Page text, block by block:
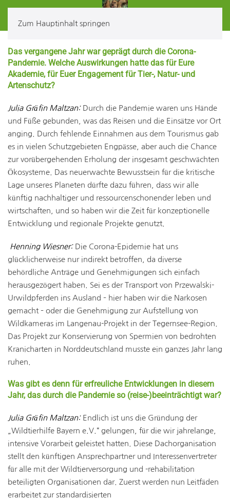
Zum Hauptinhalt springen
Das vergangene Jahr war geprägt durch die Corona-
Pandemie. Welche Auswirkungen hatte das für Eure
Akademie, für Euer Engagement für Tier-, Natur- und
Artenschutz?
Julia Gräfin Maltzan:Durch die Pandemie waren uns Hände
und Füße gebunden, was das Reisen und die Einsätze vor Ort
anging. Durch fehlende Einnahmen aus dem Tourismus gab
es in vielen Schutzgebieten Engpässe, aber auch die Chance
zur vorübergehenden Erholung der insgesamt geschwächten
Ökosysteme. Das neuerwachte Bewusstsein für die kritische
Lage unseres Planeten dürfte dazu führen, dass wir alle
künftig nachhaltiger und ressourcenschonender leben und
wirtschaften, und so haben wir die Zeit für konzeptionelle
Entwicklung und regionale Projekte genutzt.
Henning Wiesner:Die Corona-Epidemie hat uns
glücklicherweise nur indirekt betroffen, da diverse
behördliche Anträge und Genehmigungen sich einfach
herausgezögert haben. Sei es der Transport von Przewalski-
Urwildpferden ins Ausland – hier haben wir die Narkosen
gemacht – oder die Genehmigung zur Aufstellung von
Wildkameras im Langenau-Projekt in der Tegernsee-Region.
Das Projekt zur Konservierung von Spermien von bedrohten
Kranicharten in Norddeutschland musste ein ganzes Jahr lang
ruhen.
Was gibt es denn für erfreuliche Entwicklungen in diesem
Jahr, das durch die Pandemie so (reise-)beeinträchtigt war?
Julia Gräfin Maltzan:Endlich ist uns die Gründung der
„Wildtierhilfe Bayern e.V.“ gelungen, für die wir jahrelange,
intensive Vorarbeit geleistet hatten. Diese Dachorganisation
stellt den künftigen Ansprechpartner und Interessenvertreter
für alle mit der Wildtierversorgung und -rehabilitation
beteiligten Organisationen dar. Zuerst werden nun Leitfäden
erarbeitet zur standardisierten